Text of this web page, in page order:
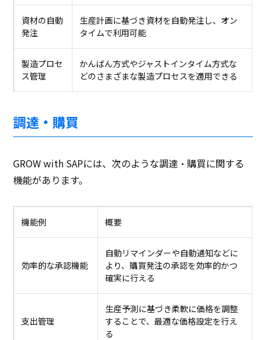
資材の自動
発注
生産計画に基づき資材を自動発注し、オン
タイムで利用可能
製造プロセ
ス管理
かんばん方式やジャストインタイム方式な
どのさまざまな製造プロセスを適用できる
調達・購買
GROW with SAPには、次のような調達・購買に関する
機能があります。
機能例 概要
効率的な承認機能
自動リマインダーや自動通知などに
より、購買発注の承認を効率的かつ
確実に行える
支出管理
生産予測に基づき柔軟に価格を調整
することで、最適な価格設定を行え
る